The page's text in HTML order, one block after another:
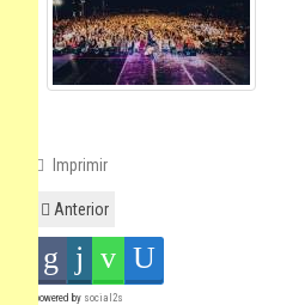
Imprimir
Anterior
powered by social2s